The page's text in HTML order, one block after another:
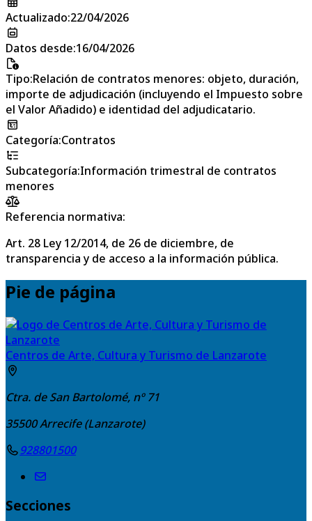
Actualizado:22/04/2026
Datos desde:16/04/2026
Tipo:Relación de contratos menores: objeto, duración,
importe de adjudicación (incluyendo el Impuesto sobre
el Valor Añadido) e identidad del adjudicatario.
Categoría:Contratos
Subcategoría:Información trimestral de contratos
menores
Referencia normativa:
Art. 28 Ley 12/2014, de 26 de diciembre, de
transparencia y de acceso a la información pública.
Pie de página
Centros de Arte, Cultura y Turismo de Lanzarote
Ctra. de San Bartolomé, nº 71
35500Arrecife (Lanzarote)
928801500
Secciones